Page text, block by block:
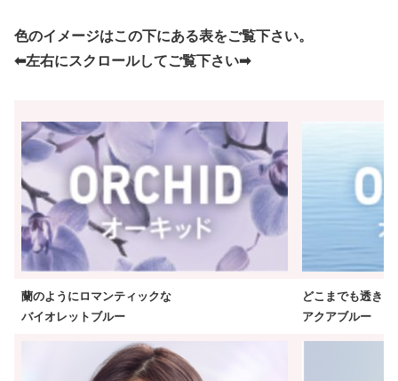
色のイメージはこの下にある表をご覧下さい。
⬅︎左右にスクロールしてご覧下さい➡︎
蘭のようにロマンティックな
バイオレットブルー
どこまでも透き
アクアブルー